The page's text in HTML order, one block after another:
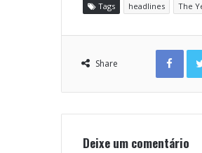
Tags headlines The
Share
Facebook
Deixe um comentário